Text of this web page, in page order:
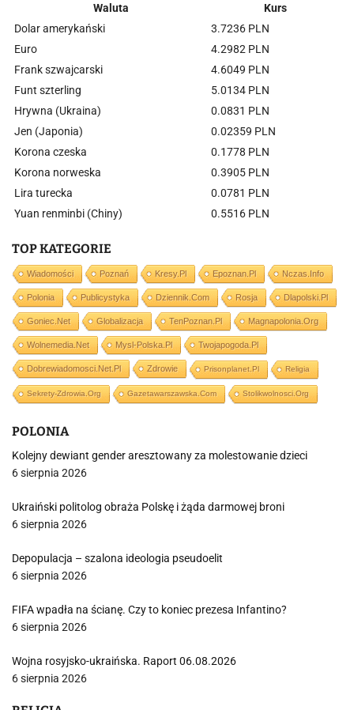
Waluta
Kurs
Dolar amerykański
3.7236 PLN
Euro
4.2982 PLN
Frank szwajcarski
4.6049 PLN
Funt szterling
5.0134 PLN
Hrywna (Ukraina)
0.0831 PLN
Jen (Japonia)
0.02359 PLN
Korona czeska
0.1778 PLN
Korona norweska
0.3905 PLN
Lira turecka
0.0781 PLN
Yuan renminbi (Chiny)
0.5516 PLN
TOP KATEGORIE
Wiadomości Poznań Kresy.pl Epoznan.pl Nczas.info
Polonia Publicystyka Dziennik.com Rosja Dlapolski.pl
Goniec.net Globalizacja TenPoznan.pl Magnapolonia.org
Wolnemedia.net Mysl-Polska.pl Twojapogoda.pl
Dobrewiadomosci.net.pl Zdrowie Prisonplanet.pl Religia
Sekrety-Zdrowia.org Gazetawarszawska.com Stolikwolnosci.org
POLONIA
Kolejny dewiant gender aresztowany za molestowanie dzieci
6 sierpnia 2026
Ukraiński politolog obraża Polskę i żąda darmowej broni
6 sierpnia 2026
Depopulacja – szalona ideologia pseudoelit
6 sierpnia 2026
FIFA wpadła na ścianę. Czy to koniec prezesa Infantino?
6 sierpnia 2026
Wojna rosyjsko-ukraińska. Raport 06.08.2026
6 sierpnia 2026